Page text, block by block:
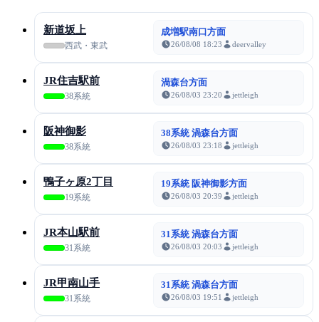
新道坂上
西武・東武
成増駅南口方面
26/08/08 18:23 deervalley
JR住吉駅前
38系統
渦森台方面
26/08/03 23:20 jettleigh
阪神御影
38系統
38系統 渦森台方面
26/08/03 23:18 jettleigh
鴨子ヶ原2丁目
19系統
19系統 阪神御影方面
26/08/03 20:39 jettleigh
JR本山駅前
31系統
31系統 渦森台方面
26/08/03 20:03 jettleigh
JR甲南山手
31系統
31系統 渦森台方面
26/08/03 19:51 jettleigh